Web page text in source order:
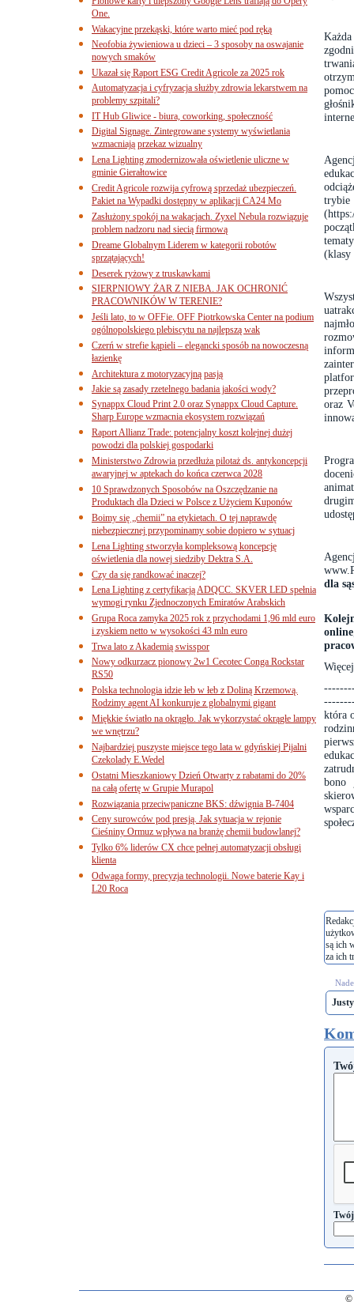
(
oraz
dla
online
która
bono
są ich
za ich
One.
Wakacyjne przekąski, które warto mieć pod ręką
Neofobia żywieniowa u dzieci – 3 sposoby na oswajanie
nowych smaków
Ukazał się Raport ESG Credit Agricole za 2025 rok
Automatyzacja i cyfryzacja służby zdrowia lekarstwem na
problemy szpitali?
IT Hub Gliwice - biura, coworking, społeczność
Digital Signage. Zintegrowane systemy wyświetlania
wzmacniają przekaz wizualny
Lena Lighting zmodernizowała oświetlenie uliczne w
gminie Gierałtowice
Credit Agricole rozwija cyfrową sprzedaż ubezpieczeń.
Pakiet na Wypadki dostępny w aplikacji CA24 Mo
Zasłużony spokój na wakacjach. Zyxel Nebula rozwiązuje
problem nadzoru nad siecią firmową
Dreame Globalnym Liderem w kategorii robotów
sprzątających!
Deserek ryżowy z truskawkami
SIERPNIOWY ŻAR Z NIEBA. JAK OCHRONIĆ
PRACOWNIKÓW W TERENIE?
Jeśli lato, to w OFFie. OFF Piotrkowska Center na podium
ogólnopolskiego plebiscytu na najlepszą wak
Czerń w strefie kąpieli – elegancki sposób na nowoczesną
łazienkę
Architektura z motoryzacyjną pasją
Jakie są zasady rzetelnego badania jakości wody?
Synappx Cloud Print 2.0 oraz Synappx Cloud Capture.
Sharp Europe wzmacnia ekosystem rozwiązań
Raport Allianz Trade: potencjalny koszt kolejnej dużej
powodzi dla polskiej gospodarki
Ministerstwo Zdrowia przedłuża pilotaż ds. antykoncepcji
awaryjnej w aptekach do końca czerwca 2028
10 Sprawdzonych Sposobów na Oszczędzanie na
Produktach dla Dzieci w Polsce z Użyciem Kuponów
Boimy się „chemii” na etykietach. O tej naprawdę
niebezpiecznej przypominamy sobie dopiero w sytuacj
Lena Lighting stworzyła kompleksową koncepcję
oświetlenia dla nowej siedziby Dektra S.A.
Czy da się randkować inaczej?
Lena Lighting z certyfikacją ADQCC. SKVER LED spełnia
wymogi rynku Zjednoczonych Emiratów Arabskich
Grupa Roca zamyka 2025 rok z przychodami 1,96 mld euro
i zyskiem netto w wysokości 43 mln euro
Trwa lato z Akademią swisspor
Nowy odkurzacz pionowy 2w1 Cecotec Conga Rockstar
RS50
Polska technologia idzie łeb w łeb z Doliną Krzemową.
Rodzimy agent AI konkuruje z globalnymi gigant
Miękkie światło na okrągło. Jak wykorzystać okrągłe lampy
we wnętrzu?
Najbardziej puszyste miejsce tego lata w gdyńskiej Pijalni
Czekolady E.Wedel
Ostatni Mieszkaniowy Dzień Otwarty z rabatami do 20%
na całą ofertę w Grupie Murapol
Rozwiązania przeciwpaniczne BKS: dźwignia B-7404
Ceny surowców pod presją. Jak sytuacja w rejonie
Cieśniny Ormuz wpływa na branżę chemii budowlanej?
Tylko 6% liderów CX chce pełnej automatyzacji obsługi
klienta
Odwaga formy, precyzja technologii. Nowe baterie Kay i
L20 Roca
©